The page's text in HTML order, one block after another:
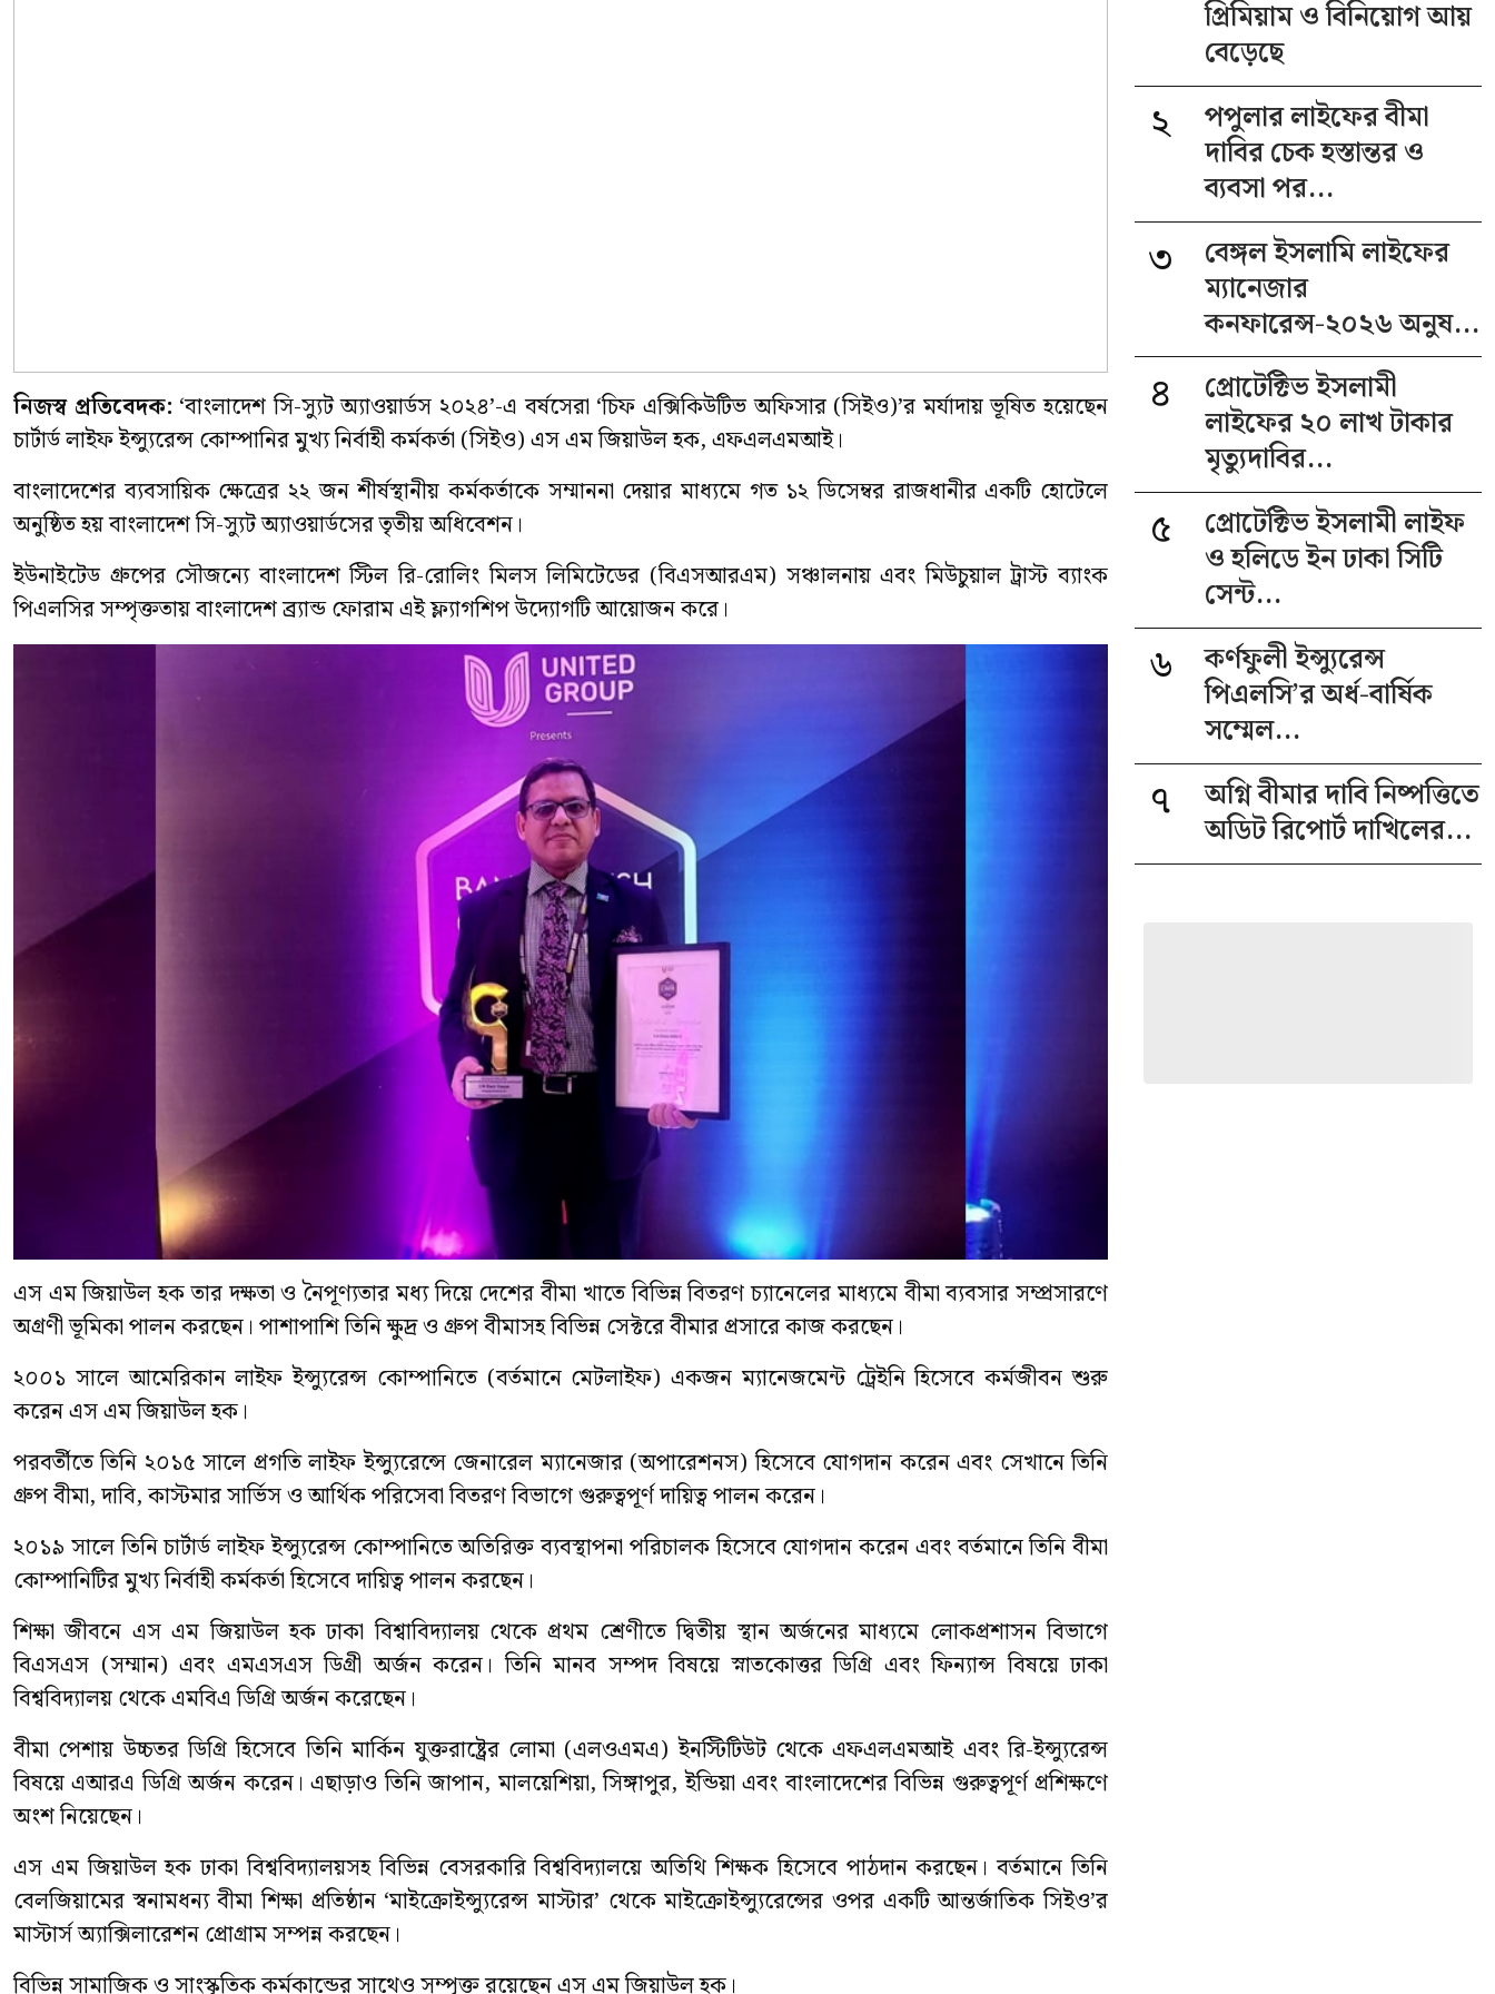
নিজস্ব প্রতিবেদক: ‘বাংলাদেশ সি-স্যুট অ্যাওয়ার্ডস ২০২৪’-এ বর্ষসেরা ‘চিফ এক্সিকিউটিভ অফিসার (সিইও)’র মর্যাদায় ভূষিত হয়েছেন
চার্টার্ড লাইফ ইন্স্যুরেন্স কোম্পানির মুখ্য নির্বাহী কর্মকর্তা (সিইও) এস এম জিয়াউল হক, এফএলএমআই।
বাংলাদেশের ব্যবসায়িক ক্ষেত্রের ২২ জন শীর্ষস্থানীয় কর্মকর্তাকে সম্মাননা দেয়ার মাধ্যমে গত ১২ ডিসেম্বর রাজধানীর একটি হোটেলে
অনুষ্ঠিত হয় বাংলাদেশ সি-স্যুট অ্যাওয়ার্ডসের তৃতীয় অধিবেশন।
ইউনাইটেড গ্রুপের সৌজন্যে বাংলাদেশ স্টিল রি-রোলিং মিলস লিমিটেডের (বিএসআরএম) সঞ্চালনায় এবং মিউচুয়াল ট্রাস্ট ব্যাংক
পিএলসির সম্পৃক্ততায় বাংলাদেশ ব্র্যান্ড ফোরাম এই ফ্ল্যাগশিপ উদ্যোগটি আয়োজন করে।
এস এম জিয়াউল হক তার দক্ষতা ও নৈপূণ্যতার মধ্য দিয়ে দেশের বীমা খাতে বিভিন্ন বিতরণ চ্যানেলের মাধ্যমে বীমা ব্যবসার সম্প্রসারণে
অগ্রণী ভূমিকা পালন করছেন। পাশাপাশি তিনি ক্ষুদ্র ও গ্রুপ বীমাসহ বিভিন্ন সেক্টরে বীমার প্রসারে কাজ করছেন।
২০০১ সালে আমেরিকান লাইফ ইন্স্যুরেন্স কোম্পানিতে (বর্তমানে মেটলাইফ) একজন ম্যানেজমেন্ট ট্রেইনি হিসেবে কর্মজীবন শুরু
করেন এস এম জিয়াউল হক।
পরবর্তীতে তিনি ২০১৫ সালে প্রগতি লাইফ ইন্স্যুরেন্সে জেনারেল ম্যানেজার (অপারেশনস) হিসেবে যোগদান করেন এবং সেখানে তিনি
গ্রুপ বীমা, দাবি, কাস্টমার সার্ভিস ও আর্থিক পরিসেবা বিতরণ বিভাগে গুরুত্বপূর্ণ দায়িত্ব পালন করেন।
২০১৯ সালে তিনি চার্টার্ড লাইফ ইন্স্যুরেন্স কোম্পানিতে অতিরিক্ত ব্যবস্থাপনা পরিচালক হিসেবে যোগদান করেন এবং বর্তমানে তিনি বীমা
কোম্পানিটির মুখ্য নির্বাহী কর্মকর্তা হিসেবে দায়িত্ব পালন করছেন।
শিক্ষা জীবনে এস এম জিয়াউল হক ঢাকা বিশ্বাবিদ্যালয় থেকে প্রথম শ্রেণীতে দ্বিতীয় স্থান অর্জনের মাধ্যমে লোকপ্রশাসন বিভাগে
বিএসএস (সম্মান) এবং এমএসএস ডিগ্রী অর্জন করেন। তিনি মানব সম্পদ বিষয়ে স্নাতকোত্তর ডিগ্রি এবং ফিন্যান্স বিষয়ে ঢাকা
বিশ্ববিদ্যালয় থেকে এমবিএ ডিগ্রি অর্জন করেছেন।
বীমা পেশায় উচ্চতর ডিগ্রি হিসেবে তিনি মার্কিন যুক্তরাষ্ট্রের লোমা (এলওএমএ) ইনস্টিটিউট থেকে এফএলএমআই এবং রি-ইন্স্যুরেন্স
বিষয়ে এআরএ ডিগ্রি অর্জন করেন। এছাড়াও তিনি জাপান, মালয়েশিয়া, সিঙ্গাপুর, ইন্ডিয়া এবং বাংলাদেশের বিভিন্ন গুরুত্বপূর্ণ প্রশিক্ষণে
অংশ নিয়েছেন।
এস এম জিয়াউল হক ঢাকা বিশ্ববিদ্যালয়সহ বিভিন্ন বেসরকারি বিশ্ববিদ্যালয়ে অতিথি শিক্ষক হিসেবে পাঠদান করছেন। বর্তমানে তিনি
বেলজিয়ামের স্বনামধন্য বীমা শিক্ষা প্রতিষ্ঠান ‘মাইক্রোইন্স্যুরেন্স মাস্টার’ থেকে মাইক্রোইন্স্যুরেন্সের ওপর একটি আন্তর্জাতিক সিইও’র
মাস্টার্স অ্যাক্সিলারেশন প্রোগ্রাম সম্পন্ন করছেন।
বিভিন্ন সামাজিক ও সাংস্কৃতিক কর্মকান্ডের সাথেও সম্পৃক্ত রয়েছেন এস এম জিয়াউল হক।
প্রিমিয়াম ও বিনিয়োগ আয়
বেড়েছে
২
পপুলার লাইফের বীমা
দাবির চেক হস্তান্তর ও
ব্যবসা পর...
৩
বেঙ্গল ইসলামি লাইফের
ম্যানেজার
কনফারেন্স-২০২৬ অনুষ...
৪
প্রোটেক্টিভ ইসলামী
লাইফের ২০ লাখ টাকার
মৃত্যুদাবির...
৫
প্রোটেক্টিভ ইসলামী লাইফ
ও হলিডে ইন ঢাকা সিটি
সেন্ট...
৬
কর্ণফুলী ইন্স্যুরেন্স
পিএলসি’র অর্ধ-বার্ষিক
সম্মেল...
৭
অগ্নি বীমার দাবি নিষ্পত্তিতে
অডিট রিপোর্ট দাখিলের...